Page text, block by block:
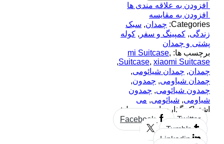
افزودن به علاقه مندی ها
افزودن به مقایسه
Categories: چمدان, سبک
زندگی, کمپینگ و سفر , کوله
پشتی و چمدان
برچسب ها: mi Suitcase,
Suitcase, xiaomi Suitcase
,
چمدان, چمدان شیائومی,
چمدان شیاومی, چمدون,
چمدون شیائومی, چمدون
شیاومی, شیائومی, می
اشتراک گذاری این محصول:
Facebook
Twitter
Tumblr
Linkedin